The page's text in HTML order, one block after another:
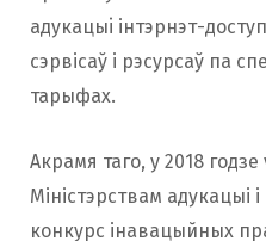
адукацыi інтэрнэт-
сэрвісаў і рэсурсаў па
тарыфах.
Акрамя таго, у 2018
Міністэрствам адукацыі
конкурс інавацыйных